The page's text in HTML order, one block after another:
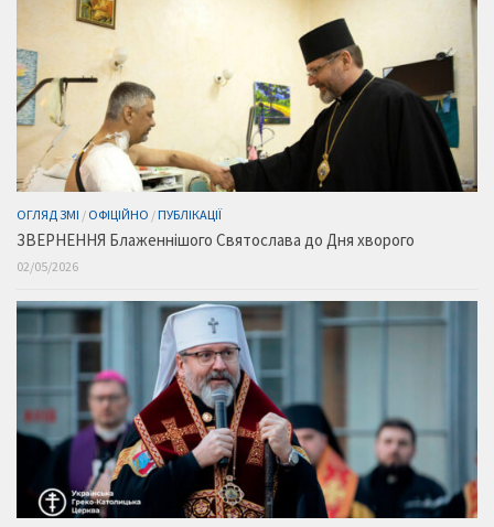
ОГЛЯД ЗМІ / ОФІЦІЙНО /ПУБЛІКАЦІЇ
ЗВЕРНЕННЯ Блаженнішого Святослава до Дня хворого
02/05/2026